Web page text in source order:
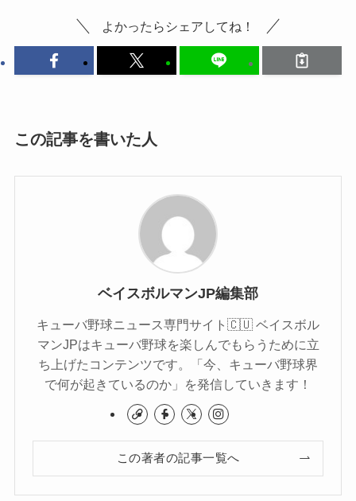
よかったらシェアしてね！
この記事を書いた人
ベイスボルマンJP編集部
キューバ野球ニュース専門サイト🇨🇺 ベイスボル
マンJPはキューバ野球を楽しんでもらうために立
ち上げたコンテンツです。「今、キューバ野球界
で何が起きているのか」を発信していきます！
この著者の記事一覧へ